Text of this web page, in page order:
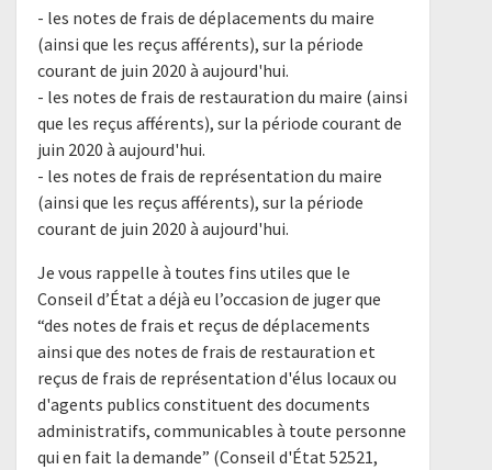
- les notes de frais de déplacements du maire
(ainsi que les reçus afférents), sur la période
courant de juin 2020 à aujourd'hui.
- les notes de frais de restauration du maire (ainsi
que les reçus afférents), sur la période courant de
juin 2020 à aujourd'hui.
- les notes de frais de représentation du maire
(ainsi que les reçus afférents), sur la période
courant de juin 2020 à aujourd'hui.
Je vous rappelle à toutes fins utiles que le
Conseil d’État a déjà eu l’occasion de juger que
“des notes de frais et reçus de déplacements
ainsi que des notes de frais de restauration et
reçus de frais de représentation d'élus locaux ou
d'agents publics constituent des documents
administratifs, communicables à toute personne
qui en fait la demande” (Conseil d'État 52521,